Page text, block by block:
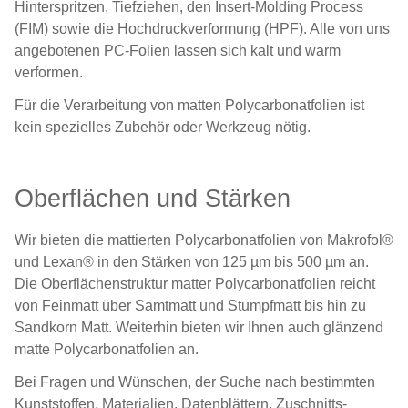
Hinterspritzen, Tiefziehen, den Insert-Molding Process
(FIM) sowie die Hochdruckverformung (HPF). Alle von uns
angebotenen PC-Folien lassen sich kalt und warm
verformen.
Für die Verarbeitung von matten Polycarbonatfolien ist
kein spezielles Zubehör oder Werkzeug nötig.
Oberflächen und Stärken
Wir bieten die mattierten Polycarbonatfolien von Makrofol®
und Lexan® in den Stärken von 125 µm bis 500 µm an.
Die Oberflächenstruktur matter Polycarbonatfolien reicht
von Feinmatt über Samtmatt und Stumpfmatt bis hin zu
Sandkorn Matt. Weiterhin bieten wir Ihnen auch glänzend
matte Polycarbonatfolien an.
Bei Fragen und Wünschen, der Suche nach bestimmten
Kunststoffen, Materialien, Datenblättern, Zuschnitts-